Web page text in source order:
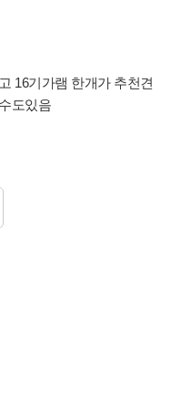
16기가램 한개가 추천견
도있음